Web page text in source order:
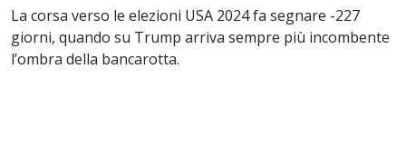
La corsa verso le elezioni USA 2024 fa segnare -227
giorni, quando su Trump arriva sempre più incombente
l’ombra della bancarotta.